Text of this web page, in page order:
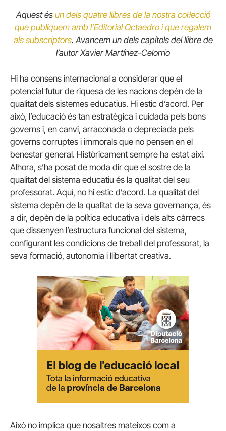
Aquest és un dels quatre llibres de la nostra col·lecció
que publiquem amb l’Editorial Octaedro i que regalem
als subscriptors. Avancem un dels capítols del llibre de
l’autor Xavier Martínez-Celorrio
Hi ha consens internacional a considerar que el
potencial futur de riquesa de les nacions depèn de la
qualitat dels sistemes educatius. Hi estic d’acord. Per
això, l’educació és tan estratègica i cuidada pels bons
governs i, en canvi, arraconada o depreciada pels
governs corruptes i immorals que no pensen en el
benestar general. Històricament sempre ha estat així.
Alhora, s’ha posat de moda dir que el sostre de la
qualitat del sistema educatiu és la qualitat del seu
professorat. Aquí, no hi estic d’acord. La qualitat del
sistema depèn de la qualitat de la seva governança, és
a dir, depèn de la política educativa i dels alts càrrecs
que dissenyen l’estructura funcional del sistema,
configurant les condicions de treball del professorat, la
seva formació, autonomia i llibertat creativa.
Això no implica que nosaltres mateixos com a